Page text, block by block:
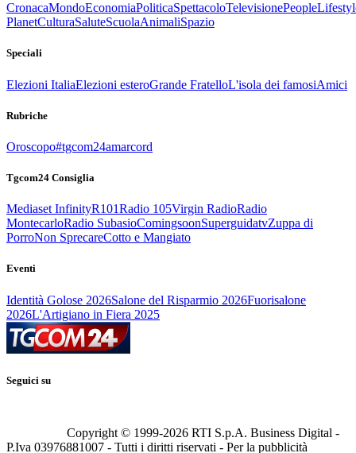
CronacaMondoEconomiaPoliticaSpettacoloTelevisionePeople
PlanetCulturaSaluteScuolaAnimaliSpazio
Speciali
Elezioni ItaliaElezioni esteroGrande FratelloL'isola dei famosiAmici
Rubriche
Oroscopo#tgcom24amarcord
Tgcom24 Consiglia
Mediaset InfinityR101Radio 105Virgin RadioRadio
MontecarloRadio SubasioComingsoonSuperguidatvZuppa di
PorroNon SprecareCotto e Mangiato
Eventi
Identità Golose 2026Salone del Risparmio 2026Fuorisalone
2026L'Artigiano in Fiera 2025
Seguici su
Copyright © 1999-2026 RTI S.p.A. Business Digital -
P.Iva 03976881007 - Tutti i diritti riservati - Per la pubblicità